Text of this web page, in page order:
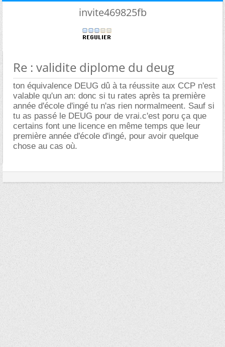
invite469825fb
Re : validite diplome du deug
ton équivalence DEUG dû à ta réussite aux CCP n'est
valable qu'un an: donc si tu rates après ta première
année d'école d'ingé tu n'as rien normalmeent. Sauf si
tu as passé le DEUG pour de vrai.c'est poru ça que
certains font une licence en même temps que leur
première année d'école d'ingé, pour avoir quelque
chose au cas où.